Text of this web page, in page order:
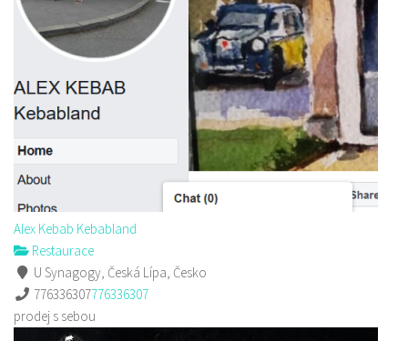
Alex Kebab Kebabland
Restaurace
U Synagogy, Česká Lípa, Česko
776336307776336307
prodej s sebou